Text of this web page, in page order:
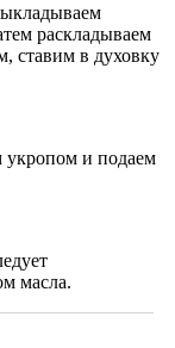
раскладываем
ставим в духовку
укропом и подаем
масла.